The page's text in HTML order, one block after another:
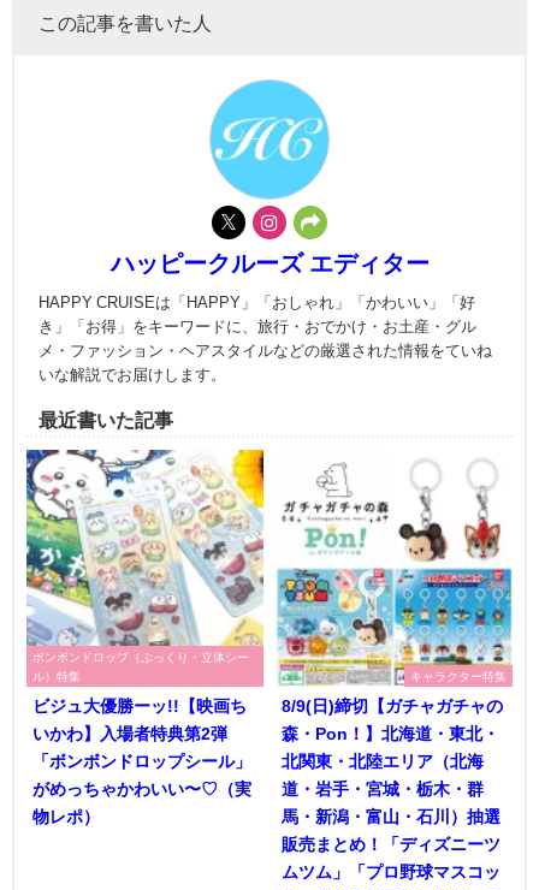
この記事を書いた人
ハッピークルーズ エディター
HAPPY CRUISEは「HAPPY」「おしゃれ」「かわいい」「好
き」「お得」をキーワードに、旅行・おでかけ・お土産・グル
メ・ファッション・ヘアスタイルなどの厳選された情報をていね
いな解説でお届けします。
最近書いた記事
ボンボンドロップ（ぷっくり・立体シー
ル）特集
ビジュ大優勝ーッ!!【映画ち
いかわ】入場者特典第2弾
「ボンボンドロップシール」
がめっちゃかわいい〜♡（実
物レポ）
キャラクター特集
8/9(日)締切【ガチャガチャの
森・Pon！】北海道・東北・
北関東・北陸エリア（北海
道・岩手・宮城・栃木・群
馬・新潟・富山・石川）抽選
販売まとめ！「ディズニーツ
ムツム」「プロ野球マスコッ